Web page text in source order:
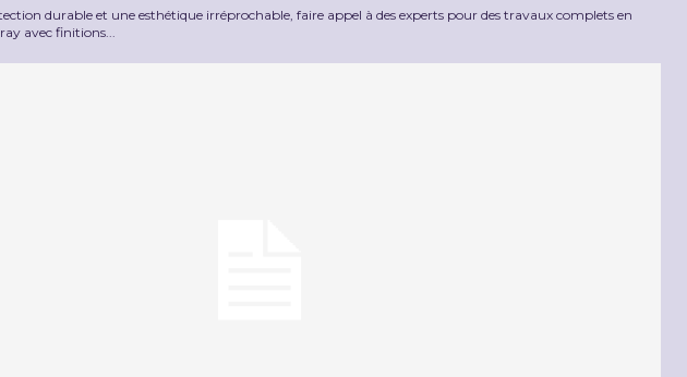
durable et une esthétique irréprochable, faire appel à des experts pour des travaux complets en
avec finitions...